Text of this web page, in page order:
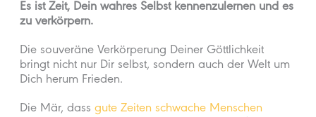
Es ist Zeit, Dein wahres Selbst kennenzulernen und es
zu verkörpern.
Die souveräne Verkörperung Deiner Göttlichkeit
bringt nicht nur Dir selbst, sondern auch der Welt um
Dich herum Frieden.
Die Mär, dassgute Zeiten schwache Menschen